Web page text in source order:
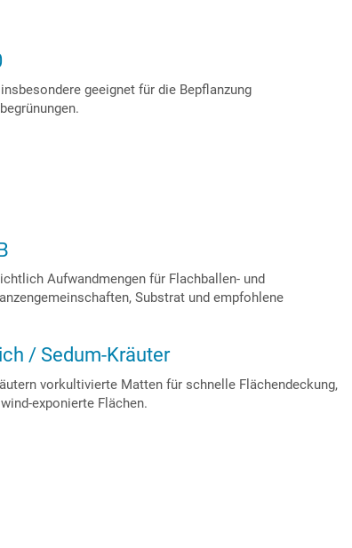
geeignet für die Bepflanzung
Aufwandmengen für Flachballen- und
Substrat und empfohlene
/ Sedum-Kräuter
vorkultivierte Matten für schnelle Flächendeckung,
exponierte Flächen.